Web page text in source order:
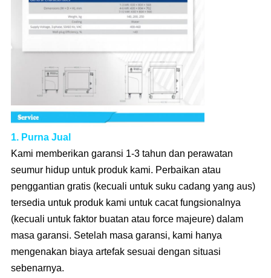
1. Purna Jual
Kami memberikan garansi 1-3 tahun dan perawatan
seumur hidup untuk produk kami. Perbaikan atau
penggantian gratis (kecuali untuk suku cadang yang aus)
tersedia untuk produk kami untuk cacat fungsionalnya
(kecuali untuk faktor buatan atau force majeure) dalam
masa garansi. Setelah masa garansi, kami hanya
mengenakan biaya artefak sesuai dengan situasi
sebenarnya.